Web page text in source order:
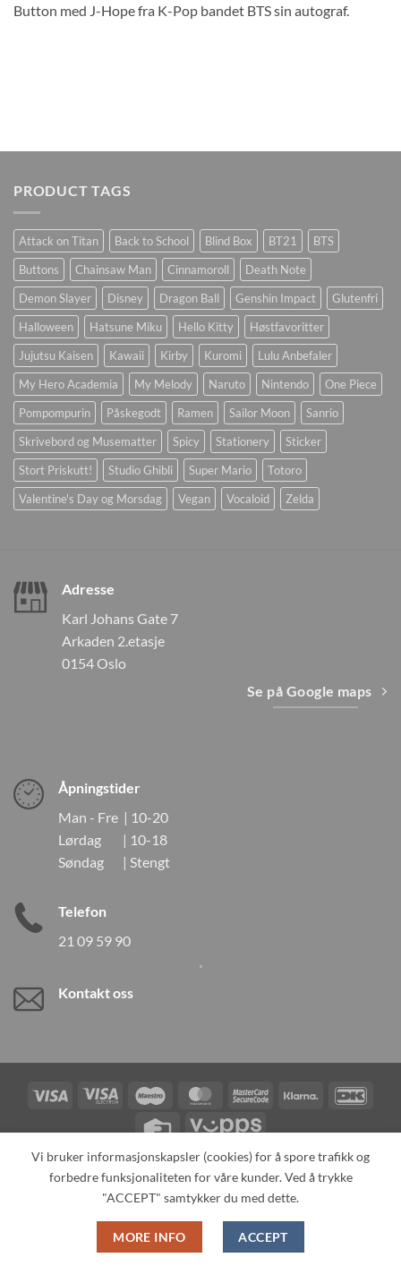
Button med J-Hope fra K-Pop bandet BTS sin autograf.
PRODUCT TAGS
Attack on Titan Back to School Blind Box BT21
BTS
Buttons
Chainsaw Man Cinnamoroll
Death Note
Demon Slayer
Disney Dragon Ball Genshin Impact
Glutenfri
Halloween
Hatsune Miku Hello Kitty
Høstfavoritter
Jujutsu Kaisen
Kawaii Kirby Kuromi
Lulu Anbefaler
My Hero Academia
My Melody Naruto Nintendo
One Piece
Pompompurin
Påskegodt Ramen Sailor Moon
Sanrio
Skrivebord og Musematter
Spicy Stationery
Sticker
Stort Priskutt!
Studio Ghibli Super Mario
Totoro
Valentine's Day og Morsdag
Vegan Vocaloid Zelda
Adresse
Karl Johans Gate 7
Arkaden 2.etasje
0154 Oslo
Se på Google maps
Åpningstider
Man - Fre | 10-20
Lørdag | 10-18
Søndag | Stengt
Telefon
21 09 59 90
Kontakt oss
Visa
Visa
Maestro MasterCardMasterCardKlarna
Credit
Vipps
TILBAKEKALLINGER KONTAKT OSS
OM OSS
SPESIALBESTILLING
MIN KONTO ALL PRODUCTS
Copyright 2026 ©Neo Tokyo by Neo Tokyo Norway AS -With Love
from Japan-
Vi bruker informasjonskapsler (cookies) for å spore trafikk og
forbedre funksjonaliteten for våre kunder. Ved å trykke
"ACCEPT" samtykker du med dette.
MORE INFO ACCEPT